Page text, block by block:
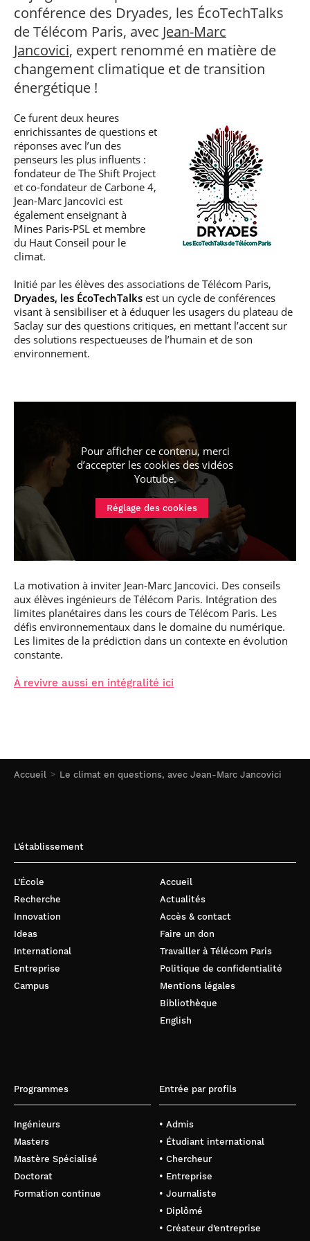
S’engager à Télécom
Paris
Numérique
responsable : nos
élèves impliqués
Parcours Numérique
Responsable
Enquête 1er emploi
Corps des Mines
Parcours Talents : un
Double Diplôme
donnant accès aux
Corps techniques de
l’État
Artificielle en
alternance
(admissions closes)
Expert
cybersécurité des
réseaux et des
systèmes
Intelligence
Artificielle – Expert
Data & MLops
Intelligence
Artificielle
multimodale et
autonome
Je suis élève en
situation de
handicap, comment
Vous êtes admis,
Entreprises &
solutions Mastère
Spécialisé
Brochures &
contacts
Événements des
formations de
Mastère Spécialisé
professionnel
• Diplômé
• Créateur d’entreprise
Accueil Le climat en questions, avec Jean-Marc Jancovici
conférence des Dryades, les ÉcoTechTalks
de Télécom Paris, avec Jean-Marc
Jancovici, expert renommé en matière de
changement climatique et de transition
énergétique !
Ce furent deux heures
enrichissantes de questions et
réponses avec l’un des
penseurs les plus influents :
fondateur de The Shift Project
et co-fondateur de Carbone 4,
Jean-Marc Jancovici est
également enseignant à
Mines Paris-PSL et membre
du Haut Conseil pour le
climat.
Initié par les élèves des associations de Télécom Paris,
Dryades, les ÉcoTechTalks est un cycle de conférences
visant à sensibiliser et à éduquer les usagers du plateau de
Saclay sur des questions critiques, en mettant l’accent sur
des solutions respectueuses de l’humain et de son
environnement.
Pour afficher ce contenu, merci
d’accepter les cookiesdes vidéos
Youtube.
Réglage des cookies
La motivation à inviter Jean-Marc Jancovici. Des conseils
aux élèves ingénieurs de Télécom Paris. Intégration des
limites planétaires dans les cours de Télécom Paris. Les
défis environnementaux dans le domaine du numérique.
Les limites de la prédiction dans un contexte en évolution
constante.
À revivre aussi en intégralité ici
L’établissement
L’École
Recherche
Innovation
Ideas
International
Entreprise
Campus
Accueil
Actualités
Accès & contact
Faire un don
Travailler à Télécom Paris
Politique de confidentialité
Mentions légales
Bibliothèque
English
Programmes
Ingénieurs
Masters
Mastère Spécialisé
Doctorat
Formation continue
Entrée par profils
• Admis
• Étudiant international
• Chercheur
• Entreprise
• Journaliste
• Diplômé
• Créateur d’entreprise